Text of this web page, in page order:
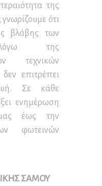
της
ότι
βλάβης των
της
τεχνικών
επιτρέπει
Σε κάθε
ενημέρωση
έως την
φωτεινών
ΣΑΜΟΥ